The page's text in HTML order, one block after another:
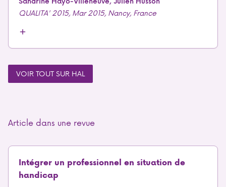
QUALITA' 2015, Mar 2015, Nancy, France
VOIR TOUT SUR HAL
Article dans une revue
Intégrer un professionnel en situation de
handicap